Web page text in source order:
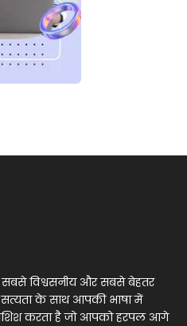
विश्वसनीय और सबसे बेहतर
के साथ आपकी भाषा में
करता है जो आपको हरपल आगे